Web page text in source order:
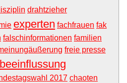
drahtzieher
experten fachfrauen fak
falschinformationen familien
freie presse
beeinflussung
2017 chaoten